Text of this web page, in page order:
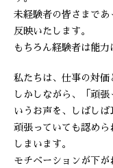
未経験者の皆さまであ
反映いたします。
もちろん経験者は能力
私たちは、仕事の対価
しかしながら、「頑
いうお声を、しばしば
頑張っていても認めら
しまいます。
モチベーションが下が